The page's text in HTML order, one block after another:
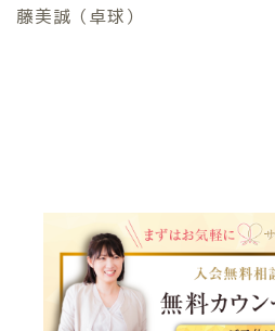
藤美誠（卓球）